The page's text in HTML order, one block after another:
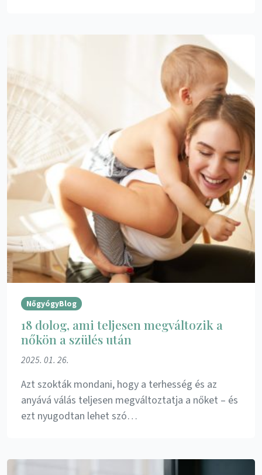
NőgyógyBlog
18 dolog, ami teljesen megváltozik a
nőkön a szülés után
2025. 01. 26.
Azt szokták mondani, hogy a terhesség és az
anyává válás teljesen megváltoztatja a nőket – és
ezt nyugodtan lehet szó…